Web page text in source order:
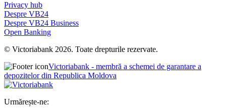
Privacy hub
Despre VB24
Despre VB24 Business
Open Banking
© Victoriabank 2026. Toate drepturile rezervate.
Victoriabank - membră a schemei de garantare a
depozitelor din Republica Moldova
Urmărește-ne: